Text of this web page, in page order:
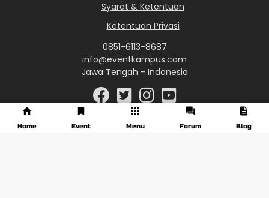
Syarat & Ketentuan
Ketentuan Privasi
0851-6113-8687
info@eventkampus.com
Jawa Tengah - Indonesia
Home Event Menu Forum Blog